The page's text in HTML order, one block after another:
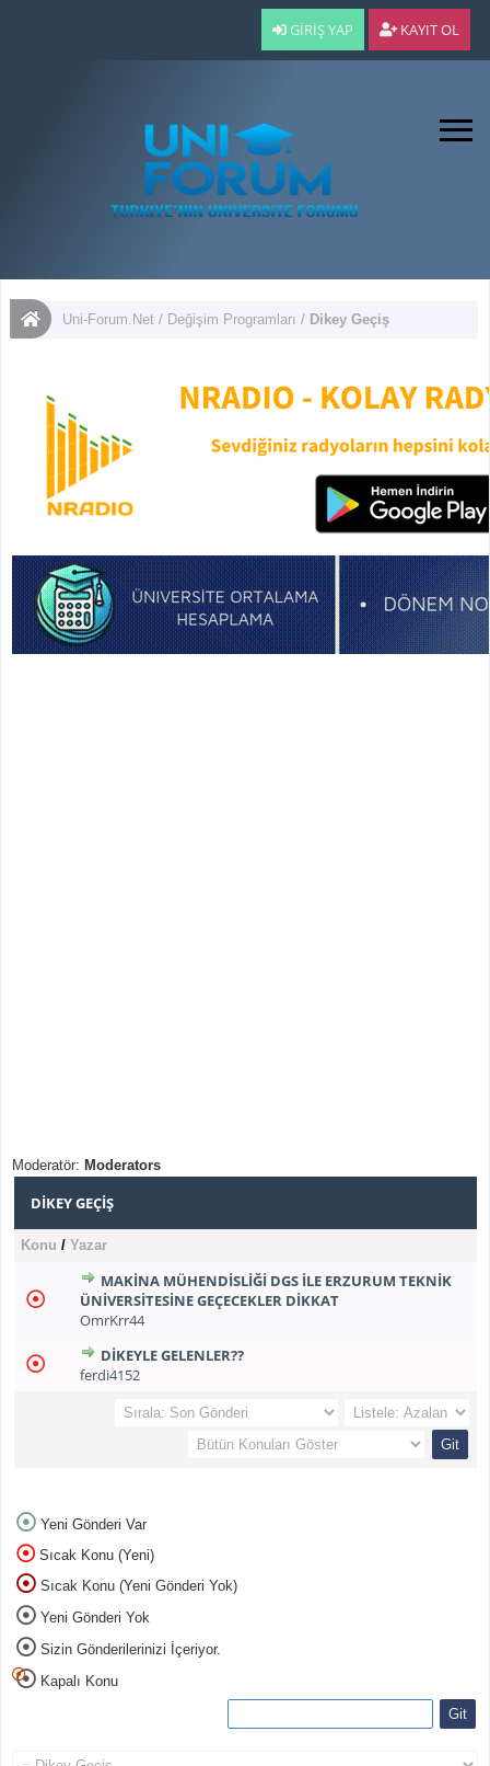
GIRIŞ YAP KAYIT OL
Uni-Forum.Net / Değişim Programları / Dikey Geçiş
Moderatör: Moderators
DIKEY GEÇIŞ
Konu / Yazar
MAKINA MÜHENDISLIĞI DGS ILE ERZURUM TEKNIK
ÜNIVERSITESINE GEÇECEKLER DİKKAT
OmrKrr44
DIKEYLE GELENLER??
ferdi4152
Yeni Gönderi Var
Sıcak Konu (Yeni)
Sıcak Konu (Yeni Gönderi Yok)
Yeni Gönderi Yok
Sizin Gönderilerinizi İçeriyor.
Kapalı Konu